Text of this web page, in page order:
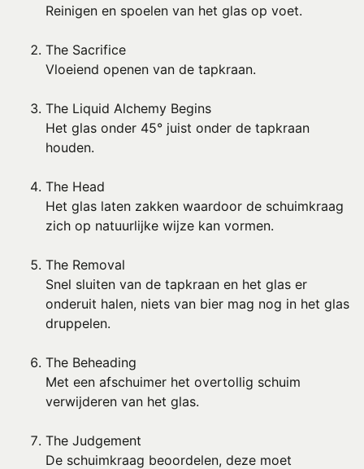
Reinigen en spoelen van het glas op voet.
The Sacrifice
Vloeiend openen van de tapkraan.
The Liquid Alchemy Begins
Het glas onder 45° juist onder de tapkraan
houden.
The Head
Het glas laten zakken waardoor de schuimkraag
zich op natuurlijke wijze kan vormen.
The Removal
Snel sluiten van de tapkraan en het glas er
onderuit halen, niets van bier mag nog in het glas
druppelen.
The Beheading
Met een afschuimer het overtollig schuim
verwijderen van het glas.
The Judgement
De schuimkraag beoordelen, deze moet